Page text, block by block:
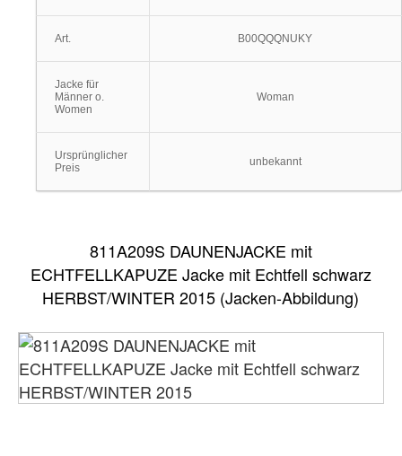
Art. B00QQQNUKY
Jacke für
Männer o.
Women
Woman
Ursprünglicher
Preis
unbekannt
811A209S DAUNENJACKE mit
ECHTFELLKAPUZE Jacke mit Echtfell schwarz
HERBST/WINTER 2015 (Jacken-Abbildung)